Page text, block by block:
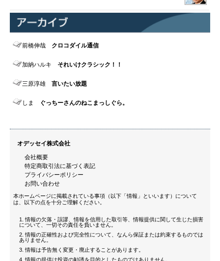
前橋伸哉 クロコダイル通信
加納ハルキ それいけクラシック！！
三原淳雄 言いたい放題
しま ぐっちーさんのねこまっしぐら。
オデッセイ株式会社
会社概要
特定商取引法に基づく表記
プライバシーポリシー
お問い合わせ
本ホームページに掲載されている事項（以下「情報」といいます）について
は、以下の点を十分ご理解ください。
情報の欠落・誤謬、情報を信用した取引等、情報提供に関して生じた損害
について、一切その責任を負いません。
情報の正確性および完全性について、なんら保証または約束するものでは
ありません。
情報は予告無く変更・廃止することがあります。
情報の提供は投資の勧誘を目的としたものではありません。